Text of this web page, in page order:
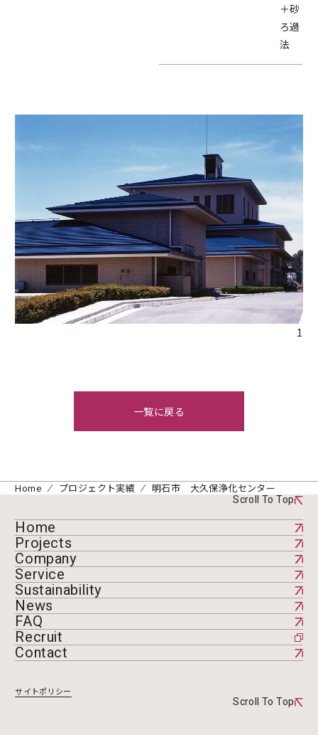
＋砂
ろ過
法
一覧に戻る
Home プロジェクト実績 明石市 大久保浄化センター
Scroll To Top
Home
Projects
Company
Service
Sustainability
News
FAQ
Recruit
Contact
サイトポリシー
Scroll To Top